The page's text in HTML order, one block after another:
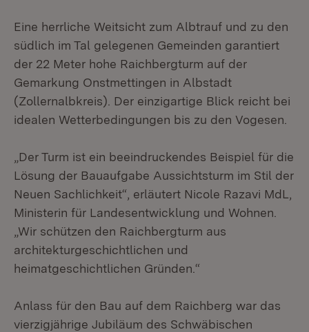
Eine herrliche Weitsicht zum Albtrauf und zu den
südlich im Tal gelegenen Gemeinden garantiert
der 22 Meter hohe Raichbergturm auf der
Gemarkung Onstmettingen in Albstadt
(Zollernalbkreis). Der einzigartige Blick reicht bei
idealen Wetterbedingungen bis zu den Vogesen.
„Der Turm ist ein beeindruckendes Beispiel für die
Lösung der Bauaufgabe Aussichtsturm im Stil der
Neuen Sachlichkeit“, erläutert Nicole Razavi MdL,
Ministerin für Landesentwicklung und Wohnen.
„Wir schützen den Raichbergturm aus
architekturgeschichtlichen und
heimatgeschichtlichen Gründen.“
Anlass für den Bau auf dem Raichberg war das
vierzigjährige Jubiläum des Schwäbischen